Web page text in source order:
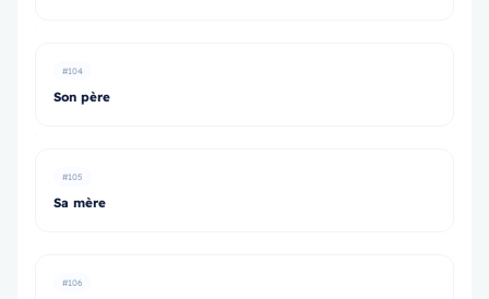
#104
Son père
#105
Sa mère
#106